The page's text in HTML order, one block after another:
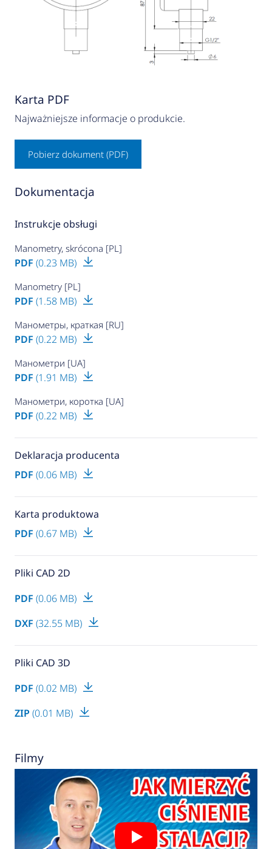
Karta PDF
Najważniejsze informacje o produkcie.
Pobierz dokument (PDF)
Dokumentacja
Instrukcje obsługi
Manometry, skrócona [PL]
PDF (0.23 MB)
Manometry [PL]
PDF (1.58 MB)
Манометры, краткая [RU]
PDF (0.22 MB)
Манометри [UA]
PDF (1.91 MB)
Манометри, коротка [UA]
PDF (0.22 MB)
Deklaracja producenta
PDF (0.06 MB)
Karta produktowa
PDF (0.67 MB)
Pliki CAD 2D
PDF (0.06 MB)
DXF (32.55 MB)
Pliki CAD 3D
PDF (0.02 MB)
ZIP (0.01 MB)
Filmy